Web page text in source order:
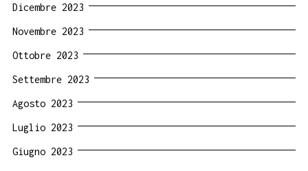
Dicembre 2023
Novembre 2023
Ottobre 2023
Settembre 2023
Agosto 2023
Luglio 2023
Giugno 2023